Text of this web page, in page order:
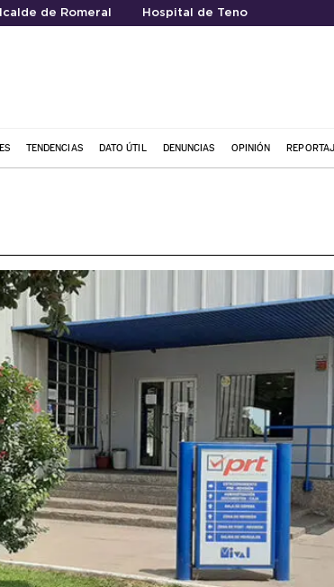
de Romeral Hospital de Teno
TENDENCIAS DATO ÚTIL DENUNCIAS OPINIÓN